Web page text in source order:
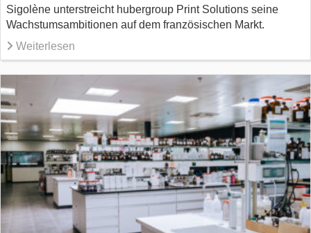
Sigolène unterstreicht hubergroup Print Solutions seine
Wachstumsambitionen auf dem französischen Markt.
Weiterlesen